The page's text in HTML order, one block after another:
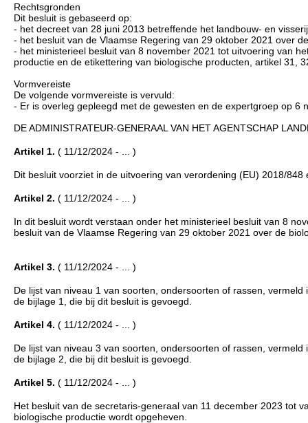
Rechtsgronden
Dit besluit is gebaseerd op:
- het decreet van 28 juni 2013 betreffende het landbouw- en
- het besluit van de Vlaamse Regering van 29 oktober 2021 over
- het ministerieel besluit van 8 november 2021 tot uitvoering van
productie en de etikettering van biologische producten, artikel 31,
Vormvereiste
De volgende vormvereiste is vervuld:
- Er is overleg gepleegd met de gewesten en de expertgroep op 6
DE ADMINISTRATEUR-GENERAAL VAN HET AGENTSCHAP
Artikel 1. ( 11/12/2024 - ... )
Dit besluit voorziet in de uitvoering van verordening (EU) 2018/
Artikel 2. ( 11/12/2024 - ... )
In dit besluit wordt verstaan onder het ministerieel besluit van 8
besluit van de Vlaamse Regering van 29 oktober 2021 over de
Artikel 3. ( 11/12/2024 - ... )
De lijst van niveau 1 van soorten, ondersoorten of rassen,
de bijlage 1, die bij dit besluit is gevoegd.
Artikel 4. ( 11/12/2024 - ... )
De lijst van niveau 3 van soorten, ondersoorten of rassen,
de bijlage 2, die bij dit besluit is gevoegd.
Artikel 5. ( 11/12/2024 - ... )
Het besluit van de secretaris-generaal van 11 december 2023 tot
biologische productie wordt opgeheven.